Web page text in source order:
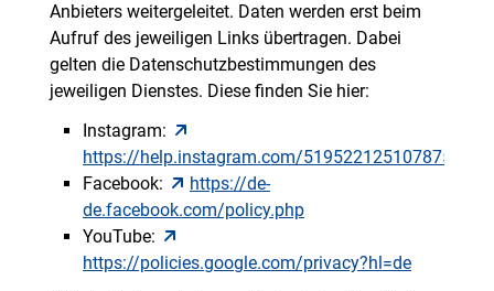
Anbieters weitergeleitet. Daten werden erst beim
Aufruf des jeweiligen Links übertragen. Dabei
gelten die Datenschutzbestimmungen des
jeweiligen Dienstes. Diese finden Sie hier:
Instagram:
https://help.instagram.com/519522125107875
Facebook:
https://de-
de.facebook.com/policy.php
YouTube:
https://policies.google.com/privacy?hl=de